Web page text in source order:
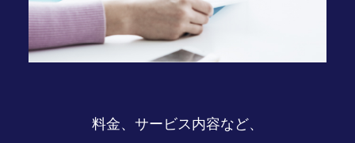
料金、サービス内容など、